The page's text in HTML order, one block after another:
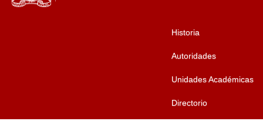
Historia
Autoridades
Unidades Académicas
Directorio